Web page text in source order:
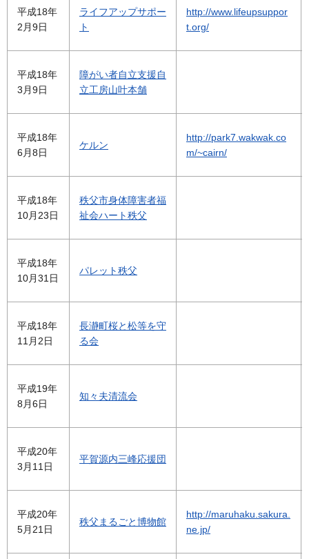
平成18年
2月9日
ライフアップサポー
ト
http://www.lifeupsuppor
t.org/
平成18年
3月9日
障がい者自立支援自
立工房山叶本舗
平成18年
6月8日
ケルン
http://park7.wakwak.co
m/~cairn/
平成18年
10月23日
秩父市身体障害者福
祉会ハート秩父
平成18年
10月31日
パレット秩父
平成18年
11月2日
長瀞町桜と松等を守
る会
平成19年
8月6日
知々夫清流会
平成20年
3月11日
平賀源内三峰応援団
平成20年
5月21日
秩父まるごと博物館
http://maruhaku.sakura.
ne.jp/